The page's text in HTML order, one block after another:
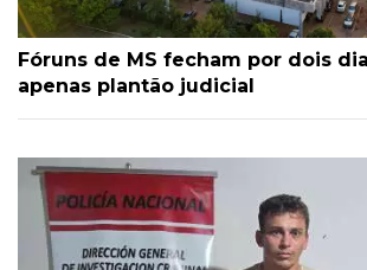
Fóruns de MS fecham por dois
apenas plantão judicial